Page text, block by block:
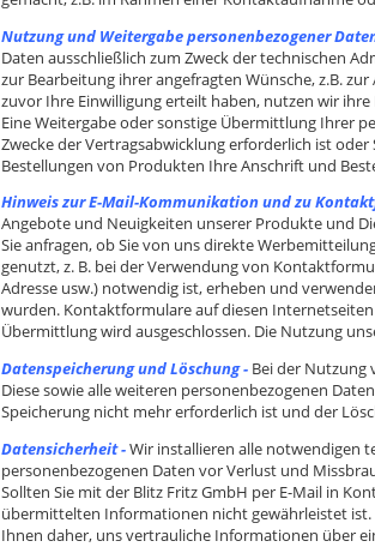
Nutzung und Weitergabe personenbezogener
Daten ausschließlich zum Zweck der technischen
zur Bearbeitung ihrer angefragten Wünsche, z.B.
zuvor Ihre Einwilligung erteilt haben, nutzen wir
Eine Weitergabe oder sonstige Übermittlung Ihrer
Zwecke der Vertragsabwicklung erforderlich ist oder
Bestellungen von Produkten Ihre Anschrift und
Hinweis zur E-Mail-Kommunikation und zu
Angebote und Neuigkeiten unserer Produkte und
Sie anfragen, ob Sie von uns direkte
genutzt, z. B. bei der Verwendung von
Adresse usw.) notwendig ist, erheben und
wurden. Kontaktformulare auf diesen
Übermittlung wird ausgeschlossen. Die Nutzung
Datenspeicherung und Löschung - Bei der Nutzung
Diese sowie alle weiteren personenbezogenen
Speicherung nicht mehr erforderlich ist und der
Datensicherheit -Wir installieren alle notwendigen
personenbezogenen Daten vor Verlust und
Sollten Sie mit der Blitz Fritz GmbH per E-Mail in
übermittelten Informationen nicht gewährleistet
Ihnen daher, uns vertrauliche Informationen über